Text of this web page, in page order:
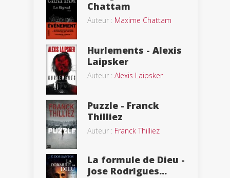
Chattam
Auteur : Maxime Chattam
Hurlements - Alexis
Laipsker
Auteur : Alexis Laipsker
Puzzle - Franck
Thilliez
Auteur : Franck Thilliez
La formule de Dieu -
Jose Rodrigues...